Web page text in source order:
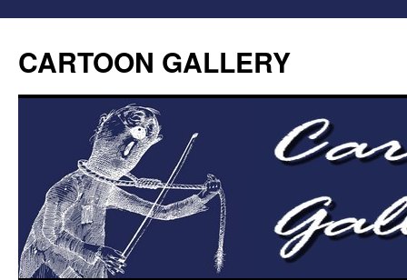
CARTOON GALLERY